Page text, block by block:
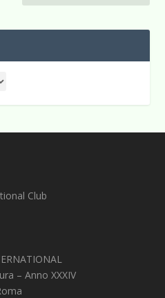
Club
– Anno XXXIV